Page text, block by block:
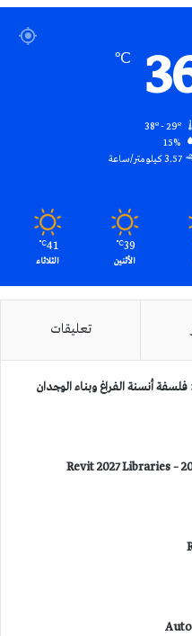
℃
15%
3.57 كيلومتر/ساعة
39
℃
الأثنين
41
℃
الثلاثاء
تعليقات
فلسفة أنسنة الفراغ وبناء الوجدان